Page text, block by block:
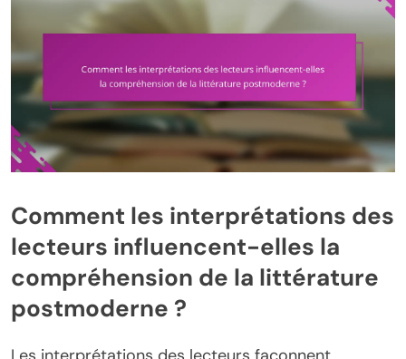
Comment les interprétations des
lecteurs influencent-elles la
compréhension de la littérature
postmoderne ?